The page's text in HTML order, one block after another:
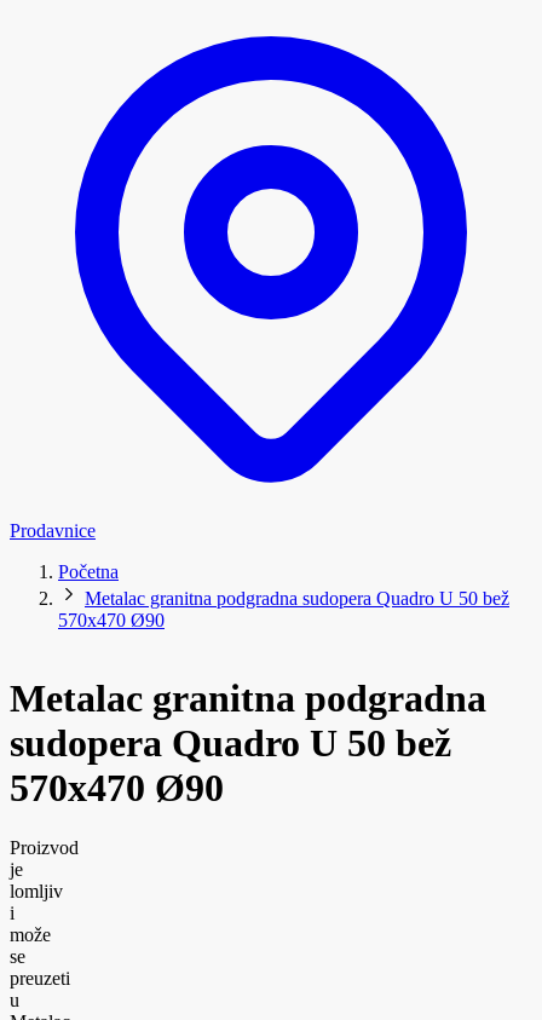
Prodavnice
Početna
Metalac granitna podgradna sudopera Quadro U 50 bež
570x470 Ø90
Metalac granitna podgradna
sudopera Quadro U 50 bež
570x470 Ø90
Proizvod
je
lomljiv
i
može
se
preuzeti
u